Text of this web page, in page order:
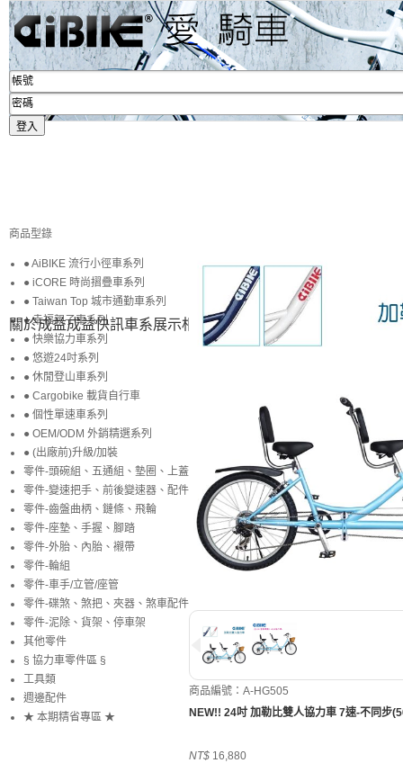
關於成益成益快訊車系展示相簿賞圖 生活專區
商品編號：A-HG505
NEW!! 24吋 加勒比雙人協力車 7速-不同步
NT$ 16,880
商品型錄
● AiBIKE 流行小徑車系列
● iCORE 時尚摺疊車系列
● Taiwan Top 城市通勤車系列
● 幸福親子車系列
● 快樂協力車系列
● 悠遊24吋系列
● 休閒登山車系列
● Cargobike 載貨自行車
● 個性單速車系列
● OEM/ODM 外銷精選系列
● (出廠前)升級/加裝
零件-頭碗組、五通組、墊圈、上蓋
零件-變速把手、前後變速器、配件
零件-齒盤曲柄、鏈條、飛輪
零件-座墊、手握、腳踏
零件-外胎、內胎、襯帶
零件-輪組
零件-車手/立管/座管
零件-碟煞、煞把、夾器、煞車配件
零件-泥除、貨架、停車架
其他零件
§ 協力車零件區 §
工具類
週邊配件
★ 本期精省專區 ★